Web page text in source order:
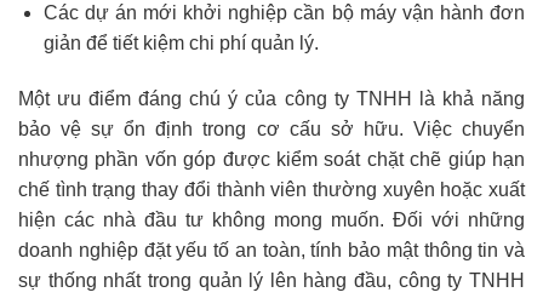
Các dự án mới khởi nghiệp cần bộ máy vận hành đơn
giản để tiết kiệm chi phí quản lý.
Một ưu điểm đáng chú ý của công ty TNHH là khả năng
bảo vệ sự ổn định trong cơ cấu sở hữu. Việc chuyển
nhượng phần vốn góp được kiểm soát chặt chẽ giúp hạn
chế tình trạng thay đổi thành viên thường xuyên hoặc xuất
hiện các nhà đầu tư không mong muốn. Đối với những
doanh nghiệp đặt yếu tố an toàn, tính bảo mật thông tin và
sự thống nhất trong quản lý lên hàng đầu, công ty TNHH